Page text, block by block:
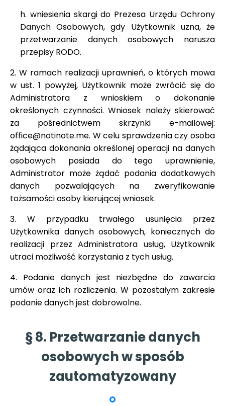
h. wniesienia skargi do Prezesa Urzędu Ochrony
Danych Osobowych, gdy Użytkownik uzna, że
przetwarzanie danych osobowych narusza
przepisy RODO.
2. W ramach realizacji uprawnień, o których mowa
w ust. 1 powyżej, Użytkownik może zwrócić się do
Administratora z wnioskiem o dokonanie
określonych czynności. Wniosek należy skierować
za pośrednictwem skrzynki e-mailowej:
office@notinote.me. W celu sprawdzenia czy osoba
żądająca dokonania określonej operacji na danych
osobowych posiada do tego uprawnienie,
Administrator może żądać podania dodatkowych
danych pozwalających na zweryfikowanie
tożsamości osoby kierującej wniosek.
3. W przypadku trwałego usunięcia przez
Użytkownika danych osobowych, koniecznych do
realizacji przez Administratora usług, Użytkownik
utraci możliwość korzystania z tych usług.
4. Podanie danych jest niezbędne do zawarcia
umów oraz ich rozliczenia. W pozostałym zakresie
podanie danych jest dobrowolne.
§ 8. Przetwarzanie danych
osobowych w sposób
zautomatyzowany